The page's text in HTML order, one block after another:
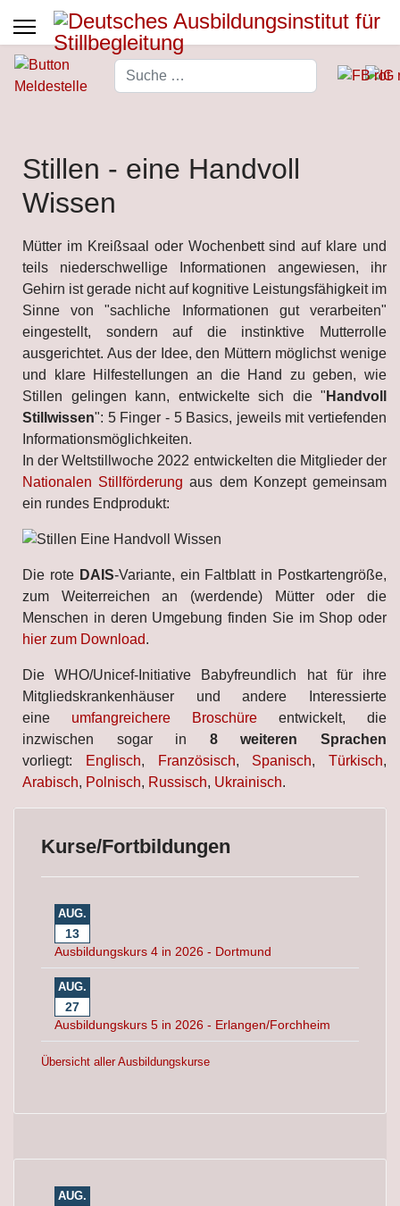
Suchen
Stillen - eine Handvoll
Wissen
Mütter im Kreißsaal oder Wochenbett sind auf klare und
teils niederschwellige Informationen angewiesen, ihr
Gehirn ist gerade nicht auf kognitive Leistungsfähigkeit im
Sinne von "sachliche Informationen gut verarbeiten"
eingestellt, sondern auf die instinktive Mutterrolle
ausgerichtet. Aus der Idee, den Müttern möglichst wenige
und klare Hilfestellungen an die Hand zu geben, wie
Stillen gelingen kann, entwickelte sich die " Handvoll
Stillwissen": 5 Finger - 5 Basics, jeweils mit vertiefenden
Informationsmöglichkeiten.
In der Weltstillwoche 2022 entwickelten die Mitglieder der
Nationalen Stillförderung aus dem Konzept gemeinsam
ein rundes Endprodukt:
Die rote DAIS-Variante, ein Faltblatt in Postkartengröße,
zum Weiterreichen an (werdende) Mütter oder die
Menschen in deren Umgebung finden Sie im Shop oder
hier zum Download.
Die WHO/Unicef-Initiative Babyfreundlich hat für ihre
Mitgliedskrankenhäuser und andere Interessierte
eine umfangreichere Broschüre entwickelt, die
inzwischen sogar in 8 weiteren Sprachen
vorliegt:
Englisch, Französisch, Spanisch, Türkisch,
Arabisch, Polnisch, Russisch, Ukrainisch.
Kurse/Fortbildungen
AUG.
13
Ausbildungskurs 4 in 2026 - Dortmund
AUG.
27
Ausbildungskurs 5 in 2026 - Erlangen/Forchheim
Übersicht aller Ausbildungskurse
AUG.